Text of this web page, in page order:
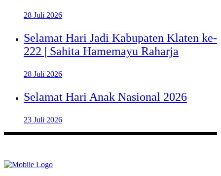
28 Juli 2026
Selamat Hari Jadi Kabupaten Klaten ke-
222 | Sahita Hamemayu Raharja
28 Juli 2026
Selamat Hari Anak Nasional 2026
23 Juli 2026